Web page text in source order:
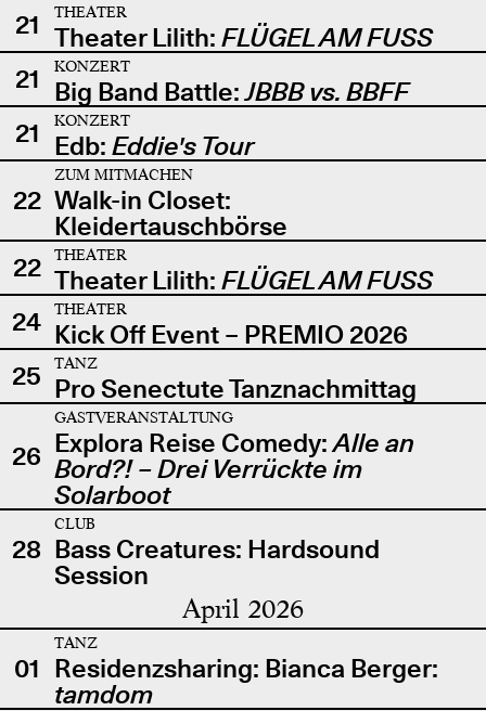
21
THEATER
Theater Lilith: FLÜGEL AM FUSS
21
KONZERT
Big Band Battle:JBBB vs. BBFF
21
KONZERT
Edb: Eddie's Tour
22
ZUM MITMACHEN
Walk-in Closet:
Kleidertauschbörse
22
THEATER
Theater Lilith: FLÜGEL AM FUSS
24
THEATER
Kick Off Event – PREMIO 2026
25
TANZ
Pro Senectute Tanznachmittag
26
GASTVERANSTALTUNG
Explora Reise Comedy:Alle an
Bord?! – Drei Verrückte im
Solarboot
28
CLUB
Bass Creatures: Hardsound
Session
April 2026
01
TANZ
Residenzsharing: Bianca Berger:
tamdom